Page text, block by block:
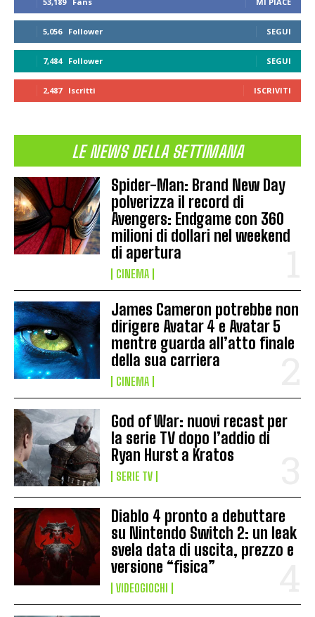
5,056 Follower SEGUI
7,484 Follower SEGUI
2,487 Iscritti ISCRIVITI
LE NEWS DELLA SETTIMANA
Spider-Man: Brand New Day
polverizza il record di
Avengers: Endgame con 360
milioni di dollari nel weekend
di apertura
CINEMA
James Cameron potrebbe non
dirigere Avatar 4 e Avatar 5
mentre guarda all’atto finale
della sua carriera
CINEMA
God of War: nuovi recast per
la serie TV dopo l’addio di
Ryan Hurst a Kratos
SERIE TV
Diablo 4 pronto a debuttare
su Nintendo Switch 2: un leak
svela data di uscita, prezzo e
versione “fisica”
VIDEOGIOCHI